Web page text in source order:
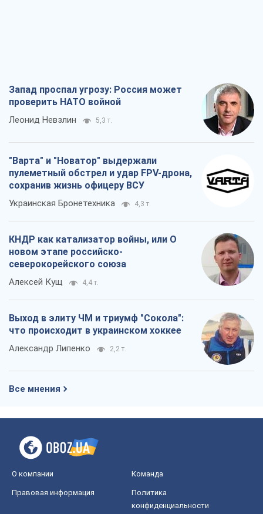
Запад проспал угрозу: Россия может
проверить НАТО войной
Леонид Невзлин 5,3 т.
"Варта" и "Новатор" выдержали
пулеметный обстрел и удар FPV-дрона,
сохранив жизнь офицеру ВСУ
Украинская Бронетехника 4,3 т.
КНДР как катализатор войны, или О
новом этапе российско-
северокорейского союза
Алексей Кущ 4,4 т.
Выход в элиту ЧМ и триумф "Сокола":
что происходит в украинском хоккее
Александр Липенко 2,2 т.
Все мнения
О компании Команда
Правовая информация
Политика
конфиденциальности